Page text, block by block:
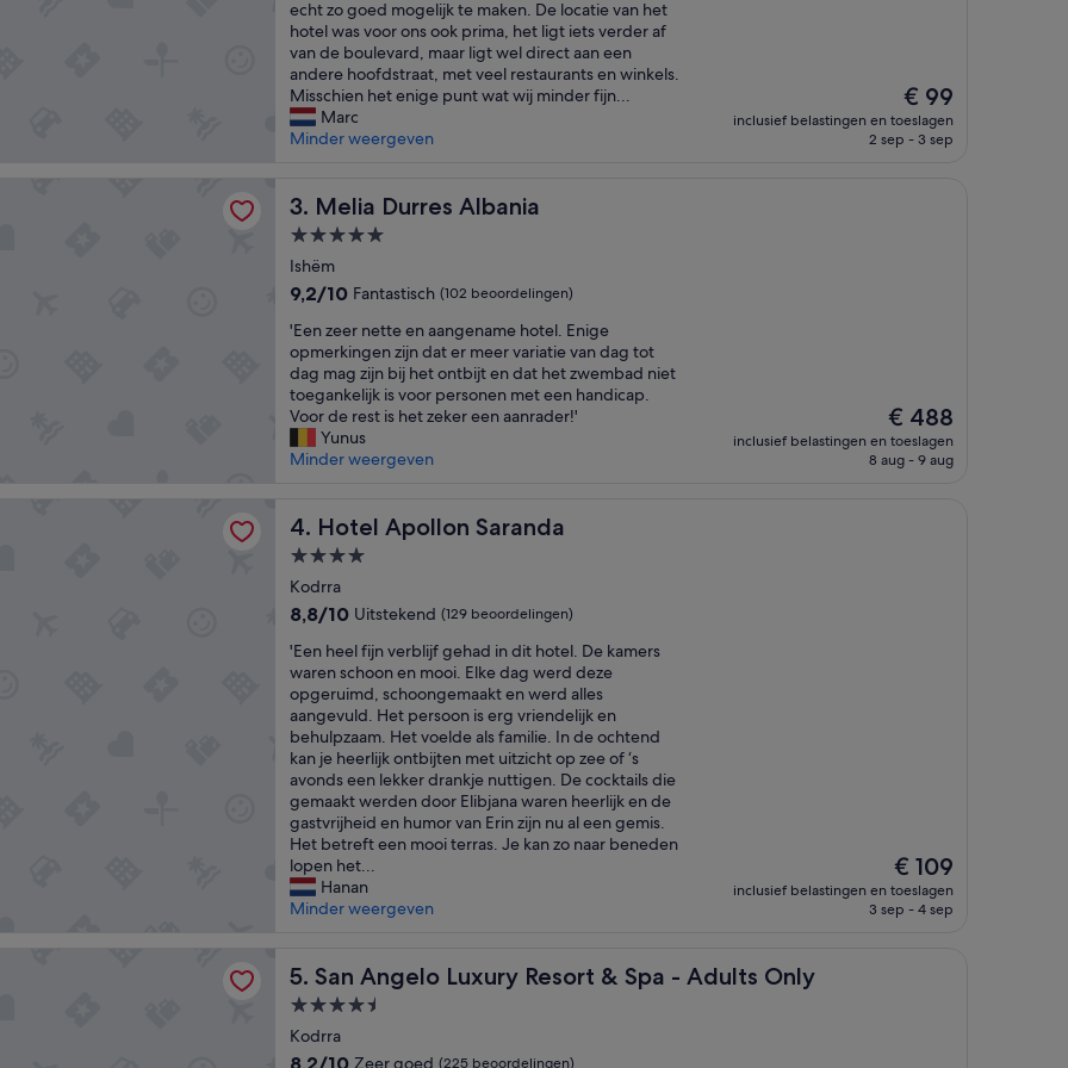
b
o
u
t
h
o
t
s
b
u
t
h
i
s
o
n
w
t
u
l
y
o
r
t
h
t
h
e
r
e
v
i
e
w
r
o
m
t
h
e
b
b
e
n
e
e
e
w
e
l
d
g
v
e
r
b
i
g
h
a
d
n
h
e
t
D
r
e
a
m
h
o
t
e
D
e
k
a
m
echt zo goed mogelijk te maken. De locatie van het
hotel was voor ons ook prima, het ligt iets verder af
van de boulevard, maar ligt wel direct aan een
andere hoofdstraat, met veel restaurants en winkels.
Misschien het enige punt wat wij minder fijn...
Marc
Minder weergeven
De
prijs
is
€ 99
inclusief belastingen en toeslagen
2 sep - 3 sep
3. Melia Durres Albania
Melia Durres Albania
5.0-
sterrenaccommodatie
Ishëm
9.2
10,
Fantastisch,
(102
beoordelingen)
9,2/10 Fantastisch (102 beoordelingen)
'
E
e
n
z
e
e
e
e
a
a
n
g
e
n
a
m
e
h
o
t
e
E
g
e
'Een zeer nette en aangename hotel. Enige
opmerkingen zijn dat er meer variatie van dag tot
dag mag zijn bij het ontbijt en dat het zwembad niet
toegankelijk is voor personen met een handicap.
Voor de rest is het zeker een aanrader!'
Yunus
Minder weergeven
De
prijs
is
€ 488
inclusief belastingen en toeslagen
8 aug - 9 aug
4. Hotel Apollon Saranda
Hotel Apollon Saranda
4.0-
sterrenaccommodatie
Kodrra
8.8
10,
Uitstekend,
(129
beoordelingen)
8,8/10 Uitstekend (129 beoordelingen)
'
E
e
n
h
e
e
l
f
i
j
n
v
b
j
f
'Een heel fijn verblijf gehad in dit hotel. De kamers
waren schoon en mooi. Elke dag werd deze
opgeruimd, schoongemaakt en werd alles
aangevuld. Het persoon is erg vriendelijk en
behulpzaam. Het voelde als familie. In de ochtend
kan je heerlijk ontbijten met uitzicht op zee of ‘s
avonds een lekker drankje nuttigen. De cocktails die
gemaakt werden door Elibjana waren heerlijk en de
gastvrijheid en humor van Erin zijn nu al een gemis.
Het betreft een mooi terras. Je kan zo naar beneden
lopen het...
Hanan
Minder weergeven
De
prijs
is
€ 109
inclusief belastingen en toeslagen
3 sep - 4 sep
5. San Angelo Luxury Resort & Spa - Adults Only
San Angelo Luxury Resort & Spa - Adults Only
4.5-
sterrenaccommodatie
Kodrra
8.2
8,2/10 Zeer goed (225 beoordelingen)